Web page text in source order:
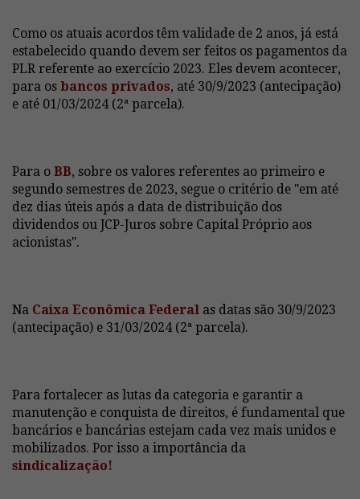
Como os atuais acordos têm validade de 2 anos, já está
estabelecido quando devem ser feitos os pagamentos da
PLR referente ao exercício 2023. Eles devem acontecer,
para os bancos privados, até 30/9/2023 (antecipação)
e até 01/03/2024 (2ª parcela).
Para o BB, sobre os valores referentes ao primeiro e
segundo semestres de 2023, segue o critério de "em até
dez dias úteis após a data de distribuição dos
dividendos ou JCP-Juros sobre Capital Próprio aos
acionistas".
Na Caixa Econômica Federal as datas são 30/9/2023
(antecipação) e 31/03/2024 (2ª parcela).
Para fortalecer as lutas da categoria e garantir a
manutenção e conquista de direitos, é fundamental que
bancários e bancárias estejam cada vez mais unidos e
mobilizados. Por isso a importância da
sindicalização!